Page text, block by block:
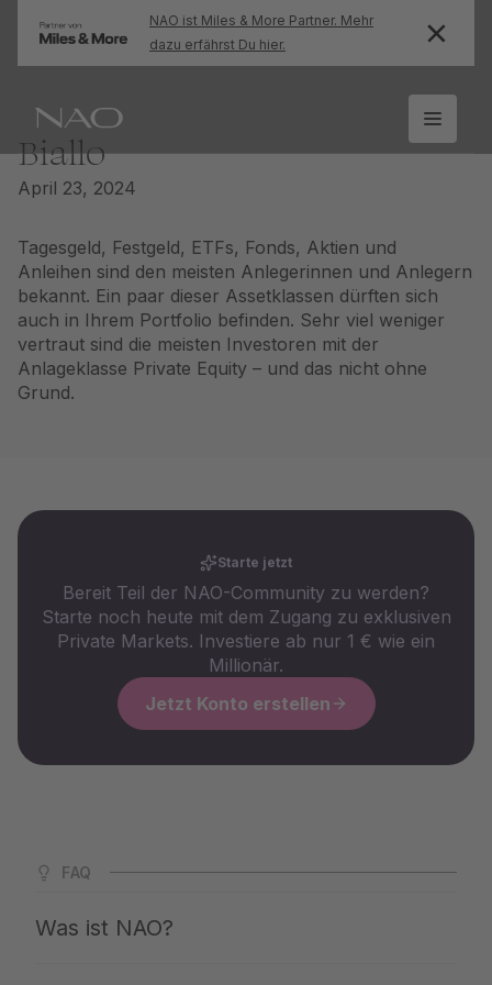
NAO ist Miles & More Partner. Mehr
dazu erfährst Du hier.
Biallo
April 23, 2024
Tagesgeld, Festgeld, ETFs, Fonds, Aktien und
Anleihen sind den meisten Anlegerinnen und Anlegern
bekannt. Ein paar dieser Assetklassen dürften sich
auch in Ihrem Portfolio befinden. Sehr viel weniger
vertraut sind die meisten Investoren mit der
Anlageklasse Private Equity – und das nicht ohne
Grund.
Starte jetzt
Bereit Teil der NAO-Community zu werden?
Starte noch heute mit dem Zugang zu exklusiven
Private Markets. Investiere ab nur 1 € wie ein
Millionär.
Jetzt Konto erstellen
FAQ
Was ist NAO?